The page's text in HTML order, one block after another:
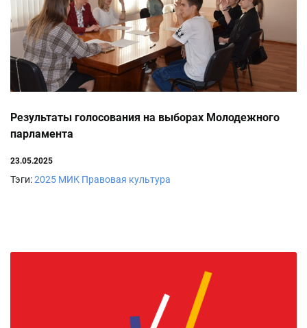
Результаты голосования на выборах Молодежного
парламента
23.05.2025
Тэги:2025 МИК Правовая культура